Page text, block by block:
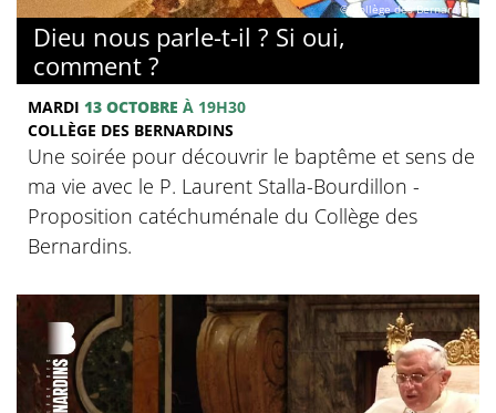
© Collège des Bernardins
Dieu nous parle-t-il ? Si oui,
comment ?
MARDI 13 OCTOBRE À 19H30
COLLÈGE DES BERNARDINS
Une soirée pour découvrir le baptême et sens de
ma vie avec le P. Laurent Stalla-Bourdillon -
Proposition catéchuménale du Collège des
Bernardins.